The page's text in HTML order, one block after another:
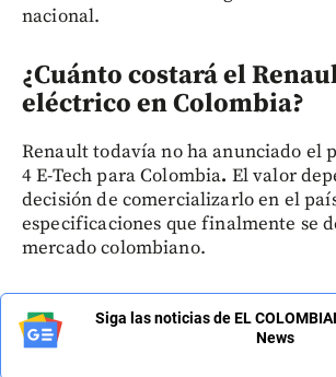
nacional.
¿Cuánto costará el
eléctrico en Colombia?
Renault todavía no ha anunciado el
4 E-Tech para Colombia. El valor
decisión de comercializarlo en el
especificaciones que finalmente se
mercado colombiano.
Siga las noticias de EL
News